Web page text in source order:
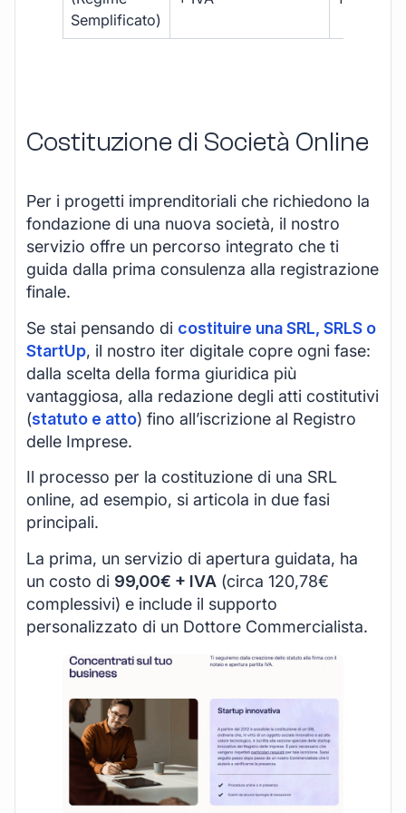
Semplificato)
Costituzione di Società Online
Per i progetti imprenditoriali che richiedono la
fondazione di una nuova società, il nostro
servizio offre un percorso integrato che ti
guida dalla prima consulenza alla registrazione
finale.
Se stai pensando di costituire una SRL, SRLS o
StartUp, il nostro iter digitale copre ogni fase:
dalla scelta della forma giuridica più
vantaggiosa, alla redazione degli atti costitutivi
(statuto e atto) fino all’iscrizione al Registro
delle Imprese.
Il processo per la costituzione di una SRL
online, ad esempio, si articola in due fasi
principali.
La prima, un servizio di apertura guidata, ha
un costo di 99,00€ + IVA (circa 120,78€
complessivi) e include il supporto
personalizzato di un Dottore Commercialista.